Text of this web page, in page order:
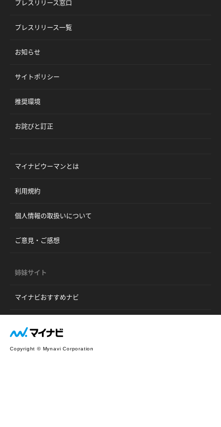
プレスリリース窓口
プレスリリース一覧
お知らせ
サイトポリシー
推奨環境
お詫びと訂正
マイナビウーマンとは
利用規約
個人情報の取扱いについて
ご意見・ご感想
姉妹サイト
マイナビおすすめナビ
Copyright © Mynavi Corporation